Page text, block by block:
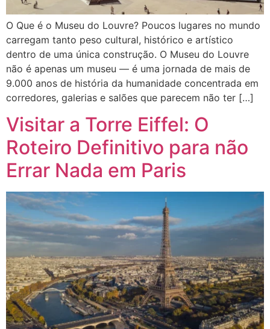
O Que é o Museu do Louvre? Poucos lugares no mundo
carregam tanto peso cultural, histórico e artístico
dentro de uma única construção. O Museu do Louvre
não é apenas um museu — é uma jornada de mais de
9.000 anos de história da humanidade concentrada em
corredores, galerias e salões que parecem não ter […]
Visitar a Torre Eiffel: O
Roteiro Definitivo para não
Errar Nada em Paris